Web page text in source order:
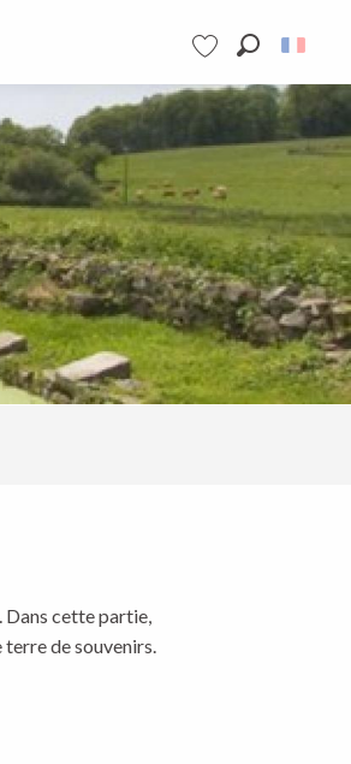
Voir les favoris
Dans cette partie,
de souvenirs.